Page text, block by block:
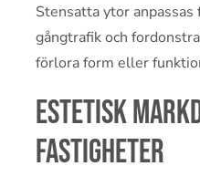
Stensatta ytor anpassas
gångtrafik och
förlora form eller
Estetisk
fastigheter